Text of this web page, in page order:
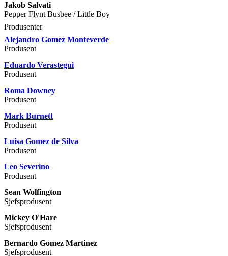
Jakob Salvati
Pepper Flynt Busbee / Little Boy
Produsenter
Alejandro Gomez Monteverde
Produsent
Eduardo Verastegui
Produsent
Roma Downey
Produsent
Mark Burnett
Produsent
Luisa Gomez de Silva
Produsent
Leo Severino
Produsent
Sean Wolfington
Sjefsprodusent
Mickey O'Hare
Sjefsprodusent
Bernardo Gomez Martinez
Sjefsprodusent